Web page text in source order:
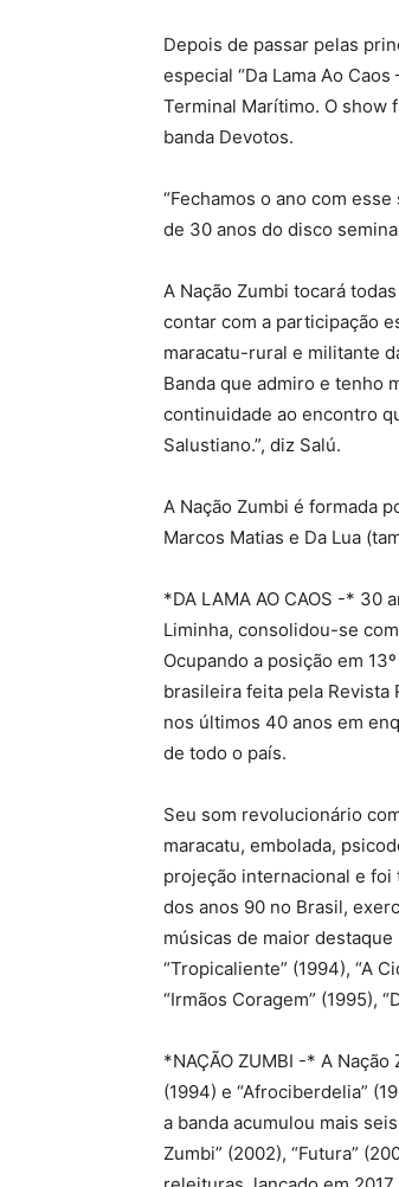
Depois de passar pelas
especial “Da Lama Ao
Terminal Marítimo. O show
banda Devotos.
“Fechamos o ano com
de 30 anos do disco
A Nação Zumbi tocará
contar com a participação
maracatu-rural e militante
Banda que admiro e tenho
continuidade ao encontro
Salustiano.”, diz Salú.
A Nação Zumbi é formada
Marcos Matias e Da Lua
*DA LAMA AO CAOS -* 30
Liminha, consolidou-se
Ocupando a posição em
brasileira feita pela Revista
nos últimos 40 anos em
de todo o país.
Seu som revolucionário
maracatu, embolada,
projeção internacional e foi
dos anos 90 no Brasil,
músicas de maior
“Tropicaliente” (1994), “A
“Irmãos Coragem” (1995),
*NAÇÃO ZUMBI -* A
(1994) e “Afrociberdelia”
a banda acumulou mais
Zumbi” (2002), “Futura”